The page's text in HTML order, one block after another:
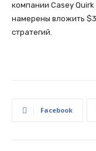
компании Casey Quirk
намерены вложить
стратегий.
Facebook